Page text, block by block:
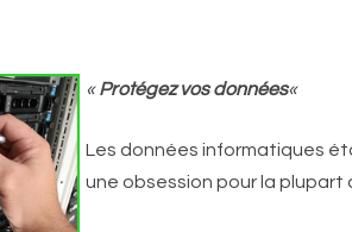
«Protégez vos données«
Les données informatiques
une obsession pour la plupart